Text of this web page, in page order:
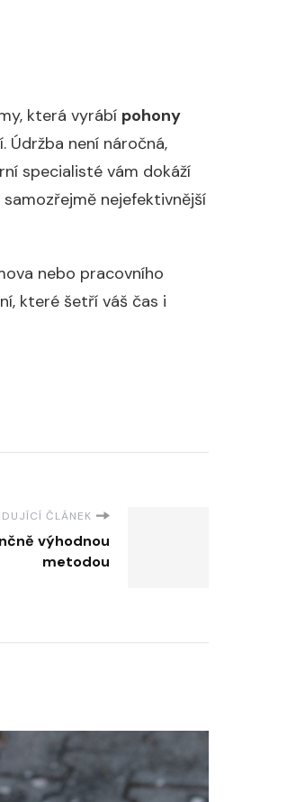
která vyrábí pohony
není náročná,
specialisté vám dokáží
nejefektivnější
nebo pracovního
které šetří váš čas i
ČLÁNEK
výhodnou
metodou